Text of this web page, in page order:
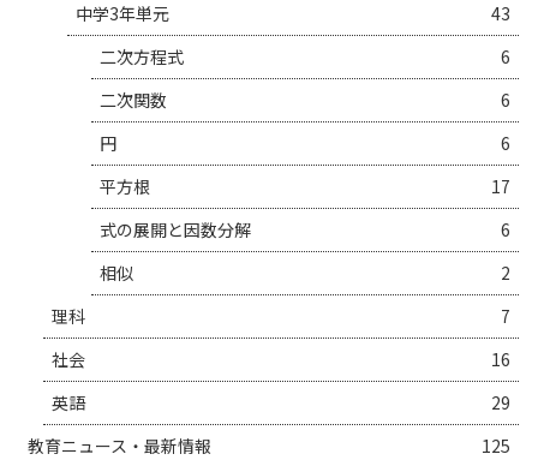
中学3年単元
43
二次方程式
6
二次関数
6
円
6
平方根
17
式の展開と因数分解
6
相似
2
理科
7
社会
16
英語
29
教育ニュース・最新情報
125